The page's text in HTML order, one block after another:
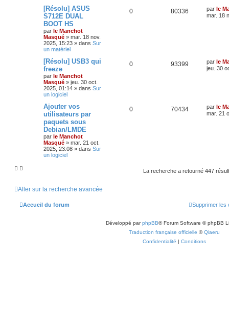
[Résolu] ASUS
S712E DUAL
BOOT HS
par le Manchot
Masqué » mar. 18 nov.
2025, 15:23 » dans Sur
un matériel
0 80336 par le
mar. 18
[Résolu] USB3 qui
freeze
par le Manchot
Masqué » jeu. 30 oct.
2025, 01:14 » dans Sur
un logiciel
0 93399 par le
jeu. 30
Ajouter vos
utilisateurs par
paquets sous
Debian/LMDE
par le Manchot
Masqué » mar. 21 oct.
2025, 23:08 » dans Sur
un logiciel
0 70434 par le
mar. 21
La recherche a retourné 447
Aller sur la recherche avancée
Accueil du forum Supprimer les
Développé parphpBB® Forum Software © phpBB
Traduction française officielle ©Qiaeru
Confidentialité | Conditions